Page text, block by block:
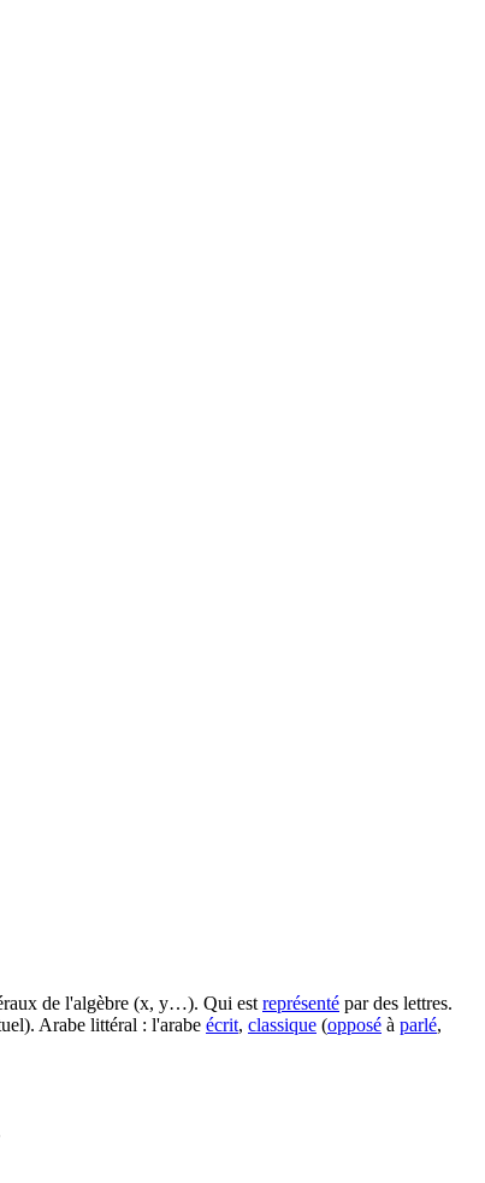
de l'algèbre (x, y…). Qui est représenté par des lettres.
Arabe littéral : l'arabe écrit, classique (opposé à parlé,